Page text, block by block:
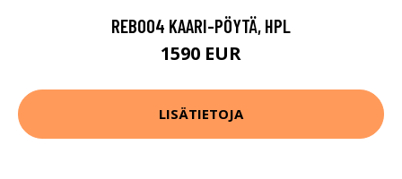
REB004 KAARI-PÖYTÄ, HPL
1590 EUR
LISÄTIETOJA